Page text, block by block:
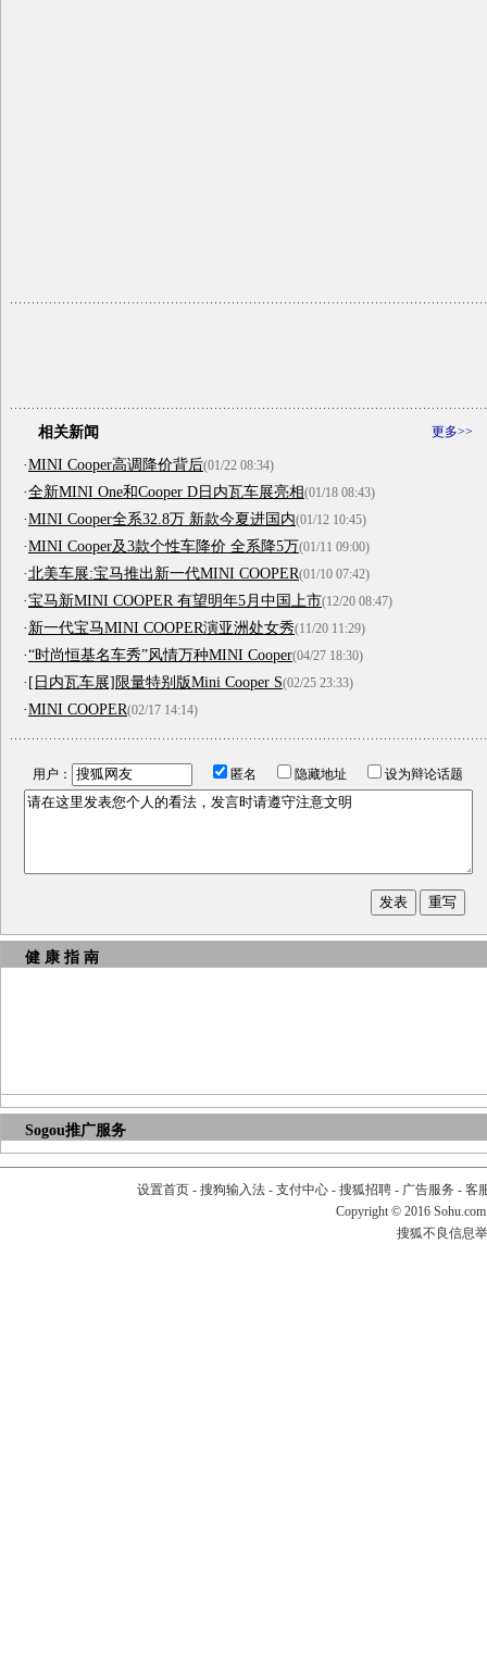
更多>>
相关新闻
·MINI Cooper高调降价背后(01/22 08:34)
·全新MINI One和Cooper D日内瓦车展亮相(01/18 08:43)
·MINI Cooper全系32.8万 新款今夏进国内(01/12 10:45)
·MINI Cooper及3款个性车降价 全系降5万(01/11 09:00)
·北美车展:宝马推出新一代MINI COOPER(01/10 07:42)
·宝马新MINI COOPER 有望明年5月中国上市(12/20 08:47)
·新一代宝马MINI COOPER演亚洲处女秀(11/20 11:29)
·“时尚恒基名车秀”风情万种MINI Cooper(04/27 18:30)
·[日内瓦车展]限量特别版Mini Cooper S(02/25 23:33)
·MINI COOPER(02/17 14:14)
用户： 匿名 隐藏地址 设为辩论话题
健 康 指 南
Sogou推广服务
设置首页- 搜狗输入法- 支付中心- 搜狐招聘- 广告服务 - 客
Copyright © 2016
搜狐不良信息